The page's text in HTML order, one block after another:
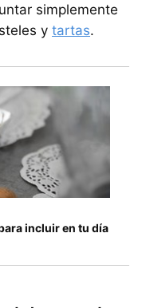
simplemente
y tartas.
incluir en tu día